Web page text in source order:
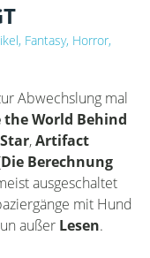
Fantasy, Horror,
Abwechslung mal
the World Behind
,Artifact
Die Berechnung
ausgeschaltet
mit Hund
außer Lesen.